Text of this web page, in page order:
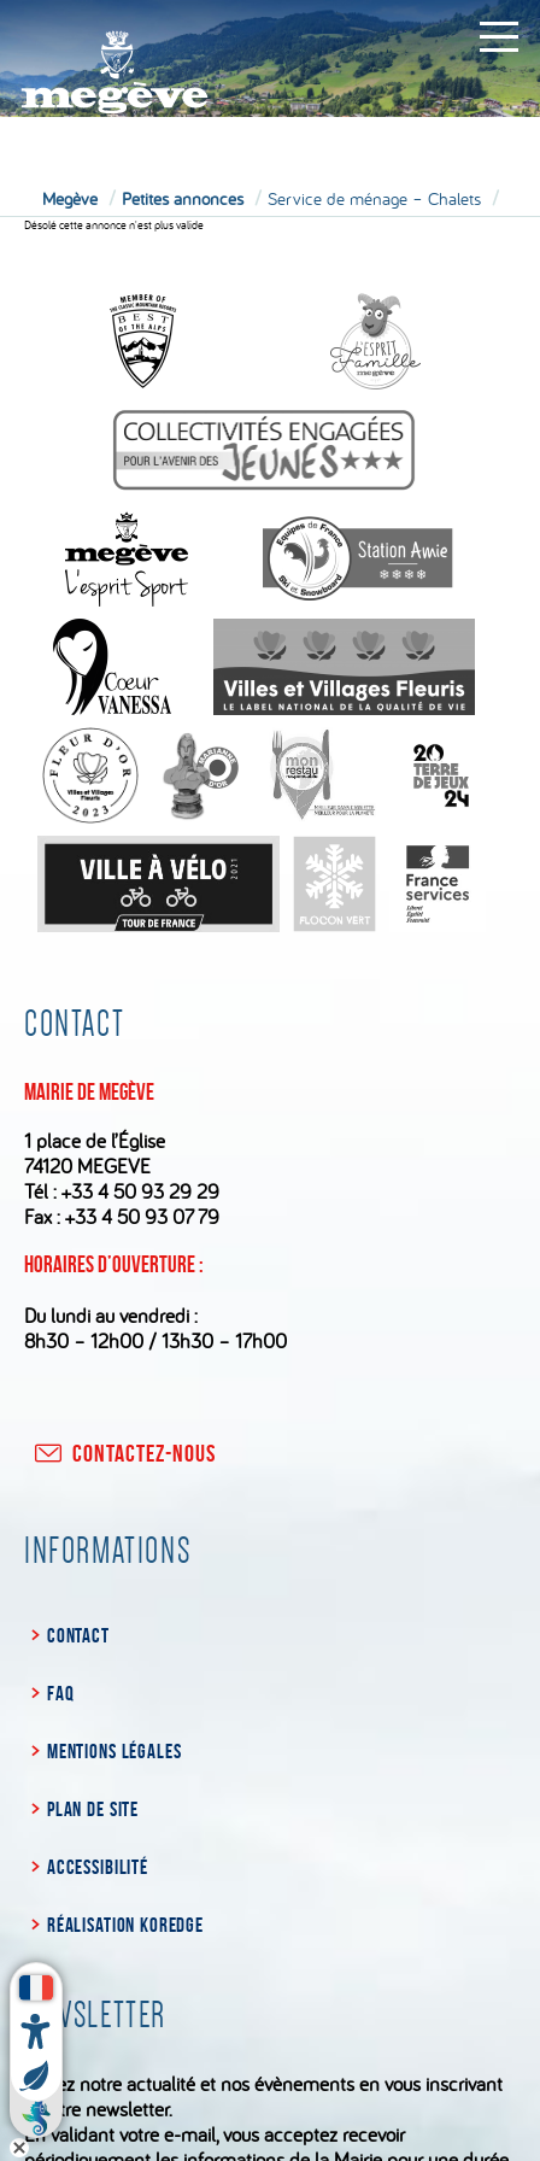
Megève Petites annonces Service de ménage – Chalets
Désolé cette annonce n'est plus valide
CONTACT
Mairie de Megève
1 place de l’Église
74120 MEGEVE
Tél :+33 4 50 93 29 29
Fax : +33 4 50 93 07 79
Horaires d’ouverture :
Du lundi au vendredi :
8h30 – 12h00 / 13h30 – 17h00
CONTACTEZ-NOUS
INFORMATIONS
CONTACT
FAQ
MENTIONS LÉGALES
PLAN DE SITE
ACCESSIBILITÉ
RÉALISATION KOREDGE
NEWSLETTER
Suivez notre actualité et nos évènements en vous inscrivant
à notre newsletter.
En validant votre e-mail, vous acceptez recevoir